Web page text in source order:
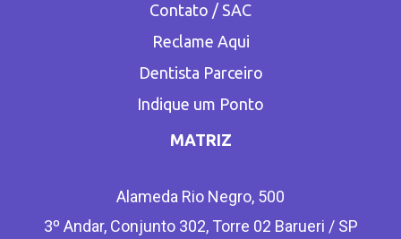
Contato / SAC
Reclame Aqui
Dentista Parceiro
Indique um Ponto
MATRIZ
Alameda Rio Negro, 500
3º Andar, Conjunto 302, Torre 02 Barueri / SP